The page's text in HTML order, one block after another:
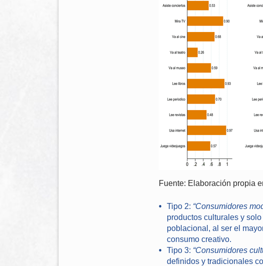
Fuente: Elaboración propia
Tipo 2: “Consumidores
productos culturales y
poblacional, al ser el
consumo creativo.
Tipo 3: “Consumidores
definidos y tradicionales